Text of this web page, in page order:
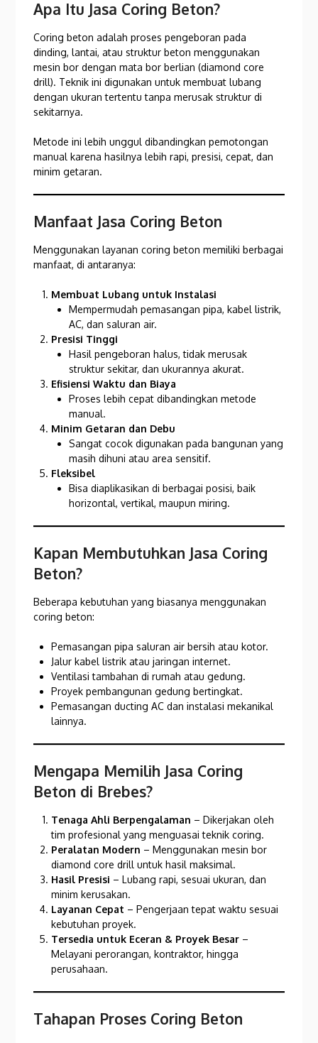
Apa Itu Jasa Coring Beton?
Coring beton adalah proses pengeboran pada
dinding, lantai, atau struktur beton menggunakan
mesin bor dengan mata bor berlian (diamond core
drill). Teknik ini digunakan untuk membuat lubang
dengan ukuran tertentu tanpa merusak struktur di
sekitarnya.
Metode ini lebih unggul dibandingkan pemotongan
manual karena hasilnya lebih rapi, presisi, cepat, dan
minim getaran.
Manfaat Jasa Coring Beton
Menggunakan layanan coring beton memiliki berbagai
manfaat, di antaranya:
Membuat Lubang untuk Instalasi
Mempermudah pemasangan pipa, kabel listrik,
AC, dan saluran air.
Presisi Tinggi
Hasil pengeboran halus, tidak merusak
struktur sekitar, dan ukurannya akurat.
Efisiensi Waktu dan Biaya
Proses lebih cepat dibandingkan metode
manual.
Minim Getaran dan Debu
Sangat cocok digunakan pada bangunan yang
masih dihuni atau area sensitif.
Fleksibel
Bisa diaplikasikan di berbagai posisi, baik
horizontal, vertikal, maupun miring.
Kapan Membutuhkan Jasa Coring
Beton?
Beberapa kebutuhan yang biasanya menggunakan
coring beton:
Pemasangan pipa saluran air bersih atau kotor.
Jalur kabel listrik atau jaringan internet.
Ventilasi tambahan di rumah atau gedung.
Proyek pembangunan gedung bertingkat.
Pemasangan ducting AC dan instalasi mekanikal
lainnya.
Mengapa Memilih Jasa Coring
Beton di Brebes?
Tenaga Ahli Berpengalaman – Dikerjakan oleh
tim profesional yang menguasai teknik coring.
Peralatan Modern – Menggunakan mesin bor
diamond core drill untuk hasil maksimal.
Hasil Presisi – Lubang rapi, sesuai ukuran, dan
minim kerusakan.
Layanan Cepat – Pengerjaan tepat waktu sesuai
kebutuhan proyek.
Tersedia untuk Eceran & Proyek Besar –
Melayani perorangan, kontraktor, hingga
perusahaan.
Tahapan Proses Coring Beton